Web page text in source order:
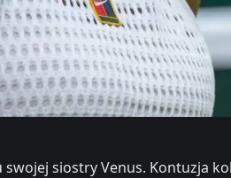
siostry Venus. Kontuzja